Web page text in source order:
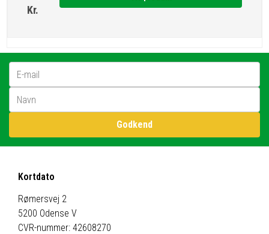
Kr.
E-mail
Godkend
Kortdato
Rømersvej 2
5200 Odense V
CVR-nummer: 42608270